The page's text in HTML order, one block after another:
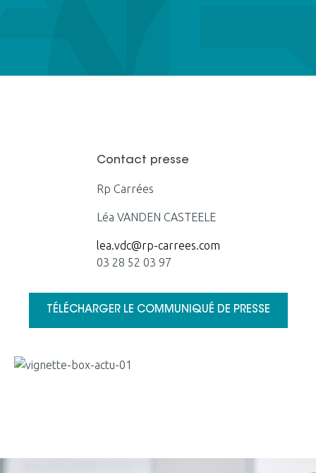
Contact presse
Rp Carrées
Léa VANDEN CASTEELE
lea.vdc@rp-carrees.com
03 28 52 03 97
TÉLÉCHARGER LE COMMUNIQUÉ DE PRESSE